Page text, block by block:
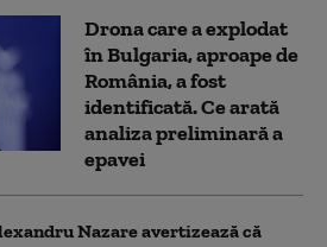
Drona care a explodat
în Bulgaria, aproape de
România, a fost
identificată. Ce arată
analiza preliminară a
epavei
Nazare avertizează că